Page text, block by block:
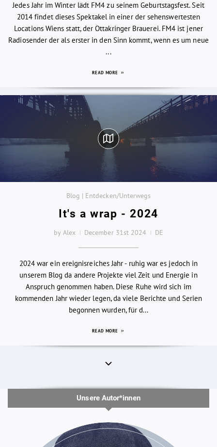
Jedes Jahr im Winter lädt FM4 zu seinem Geburtstagsfest. Seit
2014 findet dieses Spektakel in einer der sehenswertesten
Locations Wiens statt, der Ottakringer Brauerei. FM4 ist jener
Radiosender der als erster in den Sinn kommt, wenn es um neue
...
READ MORE
Blog | Entdecken/Unterwegs
It's a wrap - 2024
by Alex December 31st 2024 DE
2024 war ein ereignisreiches Jahr - ruhig war es jedoch in
unserem Blog da andere Projekte viel Zeit und Energie in
Anspruch genommen haben. Diese Ruhe wird sich im
kommenden Jahr wieder legen, da viele Berichte und Serien
begonnen wurden, für d...
READ MORE
Unsere Autor*innen